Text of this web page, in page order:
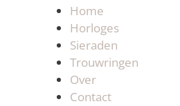
Home
Horloges
Sieraden
Trouwringen
Over
Contact